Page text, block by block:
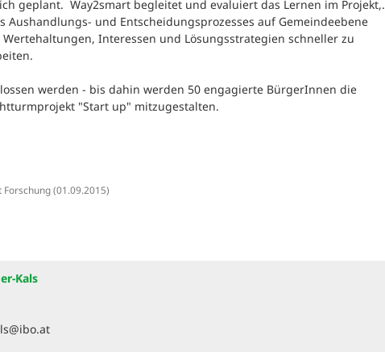
geplant. Way2smart begleitet und evaluiert das Lernen im Projekt,.
Aushandlungs- und Entscheidungsprozesses auf Gemeindeebene
Interessen und Lösungsstrategien schneller zu
werden - bis dahin werden 50 engagierte BürgerInnen die
"Start up" mitzugestalten.
Forschung(01.09.2015)
Kals